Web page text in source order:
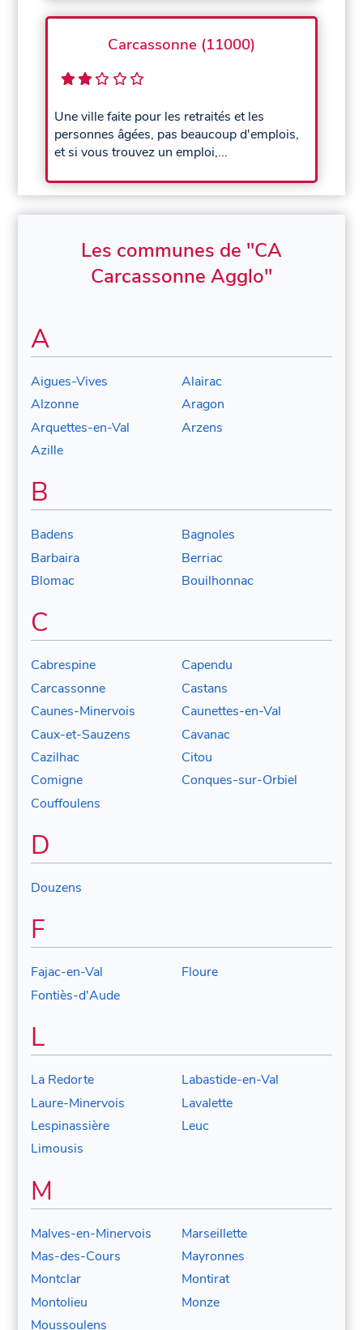
Carcassonne (11000)
Une ville faite pour les retraités et les
personnes âgées, pas beaucoup d'emplois,
et si vous trouvez un emploi,...
Les communes de "CA
Carcassonne Agglo"
A
Aigues-Vives
Alairac
Alzonne
Aragon
Arquettes-en-Val
Arzens
Azille
B
Badens
Bagnoles
Barbaira
Berriac
Blomac
Bouilhonnac
C
Cabrespine
Capendu
Carcassonne
Castans
Caunes-Minervois
Caunettes-en-Val
Caux-et-Sauzens
Cavanac
Cazilhac
Citou
Comigne
Conques-sur-Orbiel
Couffoulens
D
Douzens
F
Fajac-en-Val
Floure
Fontiès-d'Aude
L
La Redorte
Labastide-en-Val
Laure-Minervois
Lavalette
Lespinassière
Leuc
Limousis
M
Malves-en-Minervois
Marseillette
Mas-des-Cours
Mayronnes
Montclar
Montirat
Montolieu
Monze
Moussoulens